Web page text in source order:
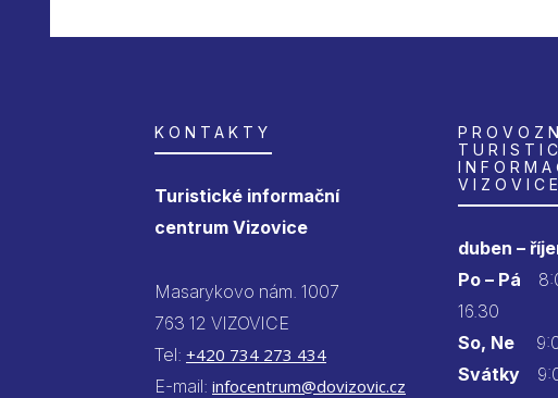
KONTAKTY
Turistické informační
centrum Vizovice
Masarykovo nám. 1007
763 12 VIZOVICE
Tel: +420 734 273 434
E-mail: infocentrum@dovizovic.cz
VIZOVICE
duben –
Po – Pá
16.30
So, Ne
Svátky